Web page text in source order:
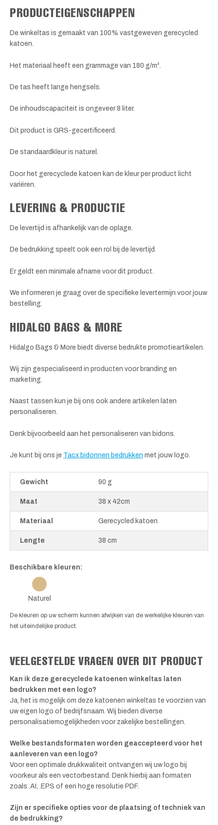
PRODUCTEIGENSCHAPPEN
De winkeltas is gemaakt van 100% vastgeweven gerecycled
katoen.
Het materiaal heeft een grammage van 180 g/m².
De tas heeft lange hengsels.
De inhoudscapaciteit is ongeveer 8 liter.
Dit product is GRS-gecertificeerd.
De standaardkleur is naturel.
Door het gerecyclede katoen kan de kleur per product licht
variëren.
LEVERING & PRODUCTIE
De levertijd is afhankelijk van de oplage.
De bedrukking speelt ook een rol bij de levertijd.
Er geldt een minimale afname voor dit product.
We informeren je graag over de specifieke levertermijn voor jouw
bestelling.
HIDALGO BAGS & MORE
Hidalgo Bags & More biedt diverse bedrukte promotieartikelen.
Wij zijn gespecialiseerd in producten voor branding en
marketing.
Naast tassen kun je bij ons ook andere artikelen laten
personaliseren.
Denk bijvoorbeeld aan het personaliseren van bidons.
Je kunt bij ons je Tacx bidonnen bedrukken met jouw logo.
Gewicht 90 g
Maat 38 x 42cm
Materiaal Gerecycled katoen
Lengte 38 cm
Beschikbare kleuren:
Naturel
De kleuren op uw scherm kunnen afwijken van de werkelijke kleuren van
het uiteindelijke product.
VEELGESTELDE VRAGEN OVER DIT PRODUCT
Kan ik deze gerecyclede katoenen winkeltas laten
bedrukken met een logo?
Ja, het is mogelijk om deze katoenen winkeltas te voorzien van
uw eigen logo of bedrijfsnaam. Wij bieden diverse
personalisatiemogelijkheden voor zakelijke bestellingen.
Welke bestandsformaten worden geaccepteerd voor het
aanleveren van een logo?
Voor een optimale drukkwaliteit ontvangen wij uw logo bij
voorkeur als een vectorbestand. Denk hierbij aan formaten
zoals .AI, .EPS of een hoge resolutie PDF.
Zijn er specifieke opties voor de plaatsing of techniek van
de bedrukking?